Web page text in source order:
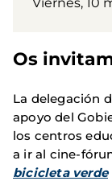
Os
La delegación
apoyo del
los centros
a ir al cine-
bicicleta verde